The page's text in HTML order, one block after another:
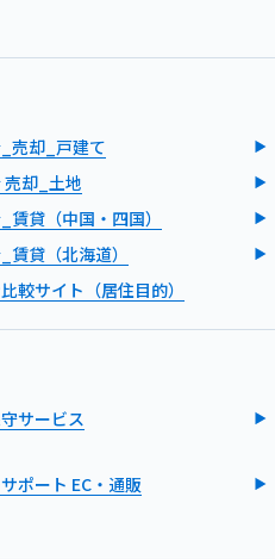
売却_戸建て
却_土地
賃貸（中国・四国）
賃貸（北海道）
較サイト（居住目的）
サービス
ポート EC・通販